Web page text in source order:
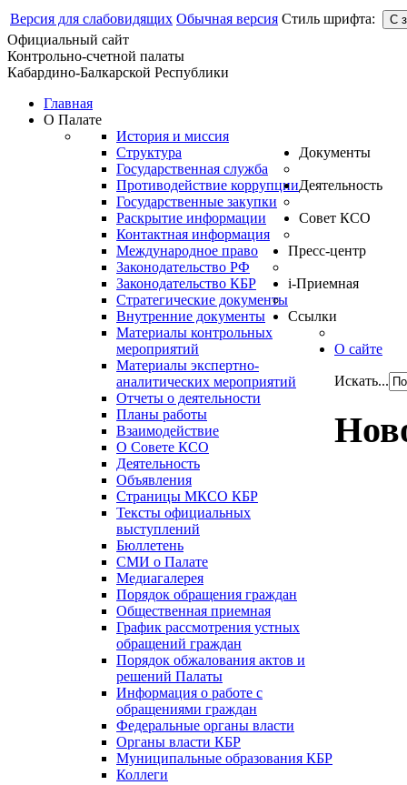
Версия для слабовидящих Обычная версия Стиль шрифта:
Официальный сайт
Контрольно-счетной палаты
Кабардино-Балкарской Республики
Главная
О Палате
История и миссия
Структура
Государственная служба
Противодействие коррупции
Государственные закупки
Раскрытие информации
Контактная информация
Документы
Международное право
Законодательство РФ
Законодательство КБР
Стратегические документы
Внутренние документы
Деятельность
Материалы контрольных
мероприятий
Материалы экспертно-
аналитических мероприятий
Отчеты о деятельности
Планы работы
Взаимодействие
Совет КСО
О Совете КСО
Деятельность
Объявления
Страницы МКСО КБР
Пресс-центр
Тексты официальных
выступлений
Бюллетень
СМИ о Палате
Медиагалерея
i-Приемная
Порядок обращения граждан
Общественная приемная
График рассмотрения устных
обращений граждан
Порядок обжалования актов и
решений Палаты
Информация о работе с
обращениями граждан
Ссылки
Федеральные органы власти
Органы власти КБР
Муниципальные образования КБР
Коллеги
О сайте
Искать...